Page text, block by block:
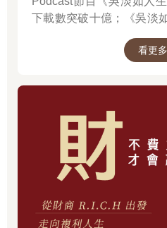
下載數突破十億；《吳淡
讀歷史中的權力運作與人
看更多